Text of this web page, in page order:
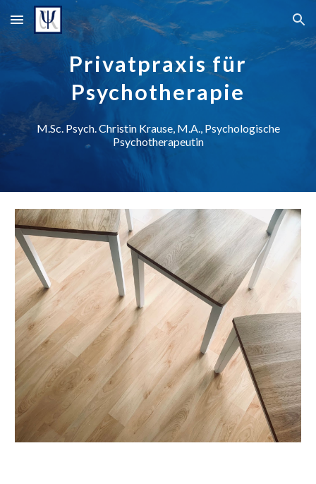
Skip to main content Skip to navigation
Privatpraxis für
Psychotherapie
M.Sc. Psych. Christin Krause, M.A., Psychologische
Psychotherapeutin